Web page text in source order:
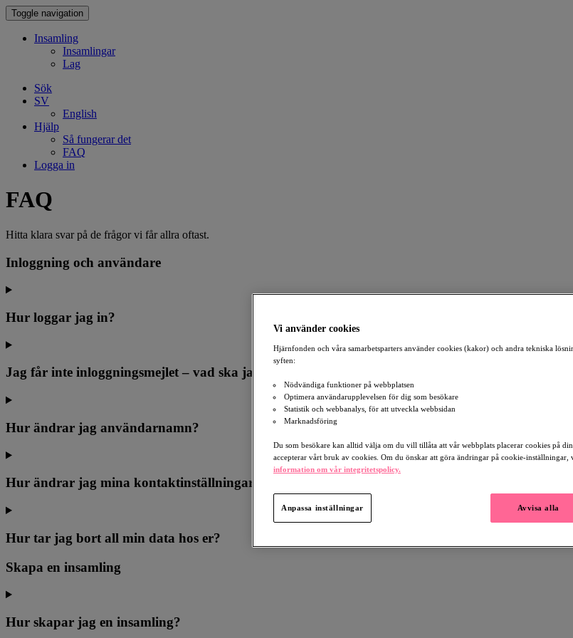
Toggle navigation
Insamling
Insamlingar
Lag
Sök
SV
English
Hjälp
Så fungerar det
FAQ
Logga in
FAQ
Hitta klara svar på de frågor vi får allra oftast.
Inloggning och användare
Hur loggar jag in?
Jag får inte inloggningsmejlet – vad ska jag göra?
Hur ändrar jag användarnamn?
Hur ändrar jag mina kontaktinställningar?
Hur tar jag bort all min data hos er?
Skapa en insamling
Hur skapar jag en insamling?
Vi använder cookies
Hjärnfonden och våra samarbetsparters använder cookies (kakor) och andra tekniska
syften:
Nödvändiga funktioner på webbplatsen
Optimera användarupplevelsen för dig som besökare
Statistik och webbanalys, för att utveckla webbsidan
Marknadsföring
Du som besökare kan alltid välja om du vill tillåta att vår webbplats placerar cookies på
accepterar vårt bruk av cookies. Om du önskar att göra ändringar på cookie-inställningar,
information om vår integritetspolicy.
Avvisa alla
Anpassa inställningar